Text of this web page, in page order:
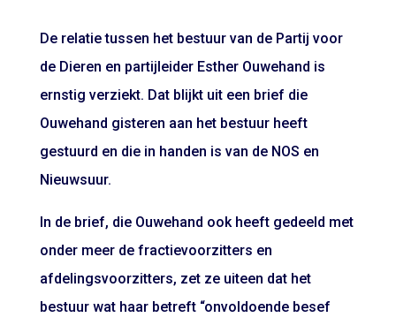
De relatie tussen het bestuur van de Partij voor
de Dieren en partijleider Esther Ouwehand is
ernstig verziekt. Dat blijkt uit een brief die
Ouwehand gisteren aan het bestuur heeft
gestuurd en die in handen is van de NOS en
Nieuwsuur.
In de brief, die Ouwehand ook heeft gedeeld met
onder meer de fractievoorzitters en
afdelingsvoorzitters, zet ze uiteen dat het
bestuur wat haar betreft “onvoldoende besef